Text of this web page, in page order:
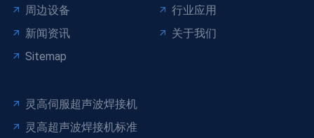
周边设备
行业应用
新闻资讯
关于我们
Sitemap
灵高伺服超声波焊接机
灵高超声波焊接机标准